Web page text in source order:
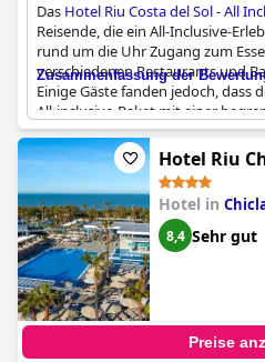
Das Hotel Riu Costa del Sol - All
Reisende, die ein All-Inclusive-
rund um die Uhr Zugang zum
verschiedenen Restaurants und
Einige Gäste fanden jedoch, dass
All-inclusive-Paket mit einer
und unbekannten Alkoholmarken
Insgesamt war das Essen
wobei den Gästen besonders das
Das Hotel befindet sich in einer
Zimmer sind komfortabel.
sie eine Halbpension bevorzugt
das All-inclusive-Paket die Kosten
typisches All-Inclusive-Erlebnis
und vorgefertigten Cocktails, aber
Auswahl der angebotenen
diejenigen, die einen
ist das Hotel Riu Costa del Sol eine
Zusammenfassung der
Hotel Riu
Hotel in
8,4 Sehr gut
Preise